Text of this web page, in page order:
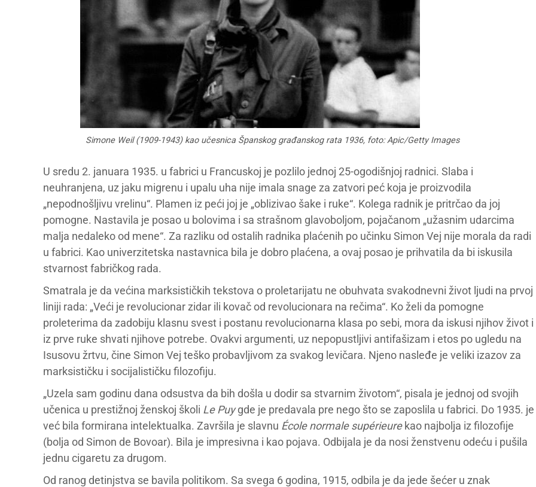
Simone Weil (1909-1943) kao učesnica Španskog građanskog rata 1936, foto: Apic/Getty Images
U sredu 2. januara 1935. u fabrici u Francuskoj je pozlilo jednoj 25-ogodišnjoj radnici. Slaba i
neuhranjena, uz jaku migrenu i upalu uha nije imala snage za zatvori peć koja je proizvodila
„nepodnošljivu vrelinu“. Plamen iz peći joj je „oblizivao šake i ruke“. Kolega radnik je pritrčao da joj
pomogne. Nastavila je posao u bolovima i sa strašnom glavoboljom, pojačanom „užasnim udarcima
malja nedaleko od mene“. Za razliku od ostalih radnika plaćenih po učinku Simon Vej nije morala da radi
u fabrici. Kao univerzitetska nastavnica bila je dobro plaćena, a ovaj posao je prihvatila da bi iskusila
stvarnost fabričkog rada.
Smatrala je da većina marksističkih tekstova o proletarijatu ne obuhvata svakodnevni život ljudi na prvoj
liniji rada: „Veći je revolucionar zidar ili kovač od revolucionara na rečima“. Ko želi da pomogne
proleterima da zadobiju klasnu svest i postanu revolucionarna klasa po sebi, mora da iskusi njihov život i
iz prve ruke shvati njihove potrebe. Ovakvi argumenti, uz nepopustljivi antifašizam i etos po ugledu na
Isusovu žrtvu, čine Simon Vej teško probavljivom za svakog levičara. Njeno nasleđe je veliki izazov za
marksističku i socijalističku filozofiju.
„Uzela sam godinu dana odsustva da bih došla u dodir sa stvarnim životom“, pisala je jednoj od svojih
učenica u prestižnoj ženskoj školi Le Puygde je predavala pre nego što se zaposlila u fabrici. Do 1935. je
već bila formirana intelektualka. Završila je slavnu École normale supérieurekao najbolja iz filozofije
(bolja od Simon de Bovoar). Bila je impresivna i kao pojava. Odbijala je da nosi ženstvenu odeću i pušila
jednu cigaretu za drugom.
Od ranog detinjstva se bavila politikom. Sa svega 6 godina, 1915, odbila je da jede šećer u znak